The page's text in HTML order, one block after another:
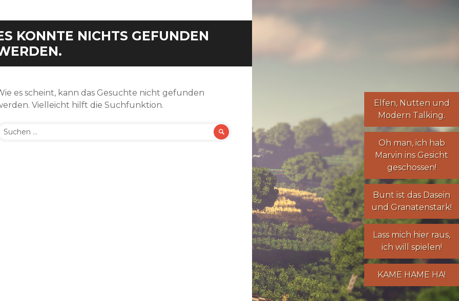
Elfen, Nuttenund
Modern Talking.
Oh man, ich hab
Marvin ins Gesicht
geschossen!
Bunt ist das Dasein
und Granatenstark!
Lass mich hier raus,
ich will spielen!
KAME HAME HA!
KONNTE NICHTS GEFUNDEN
es scheint, kann das Gesuchte nicht gefunden
Vielleicht hilft die Suchfunktion.